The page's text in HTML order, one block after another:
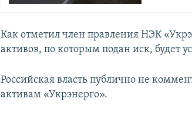
Как отметил член правления НЭК
активов, по которым подан иск, будет
Российская власть публично не
активам «Укрэнерго».